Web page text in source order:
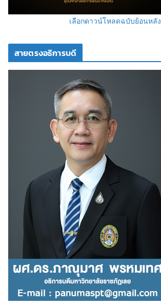
เลือกดาวน์โหลดฉบับย้อนหลัง
สายตรงอธิการบดี